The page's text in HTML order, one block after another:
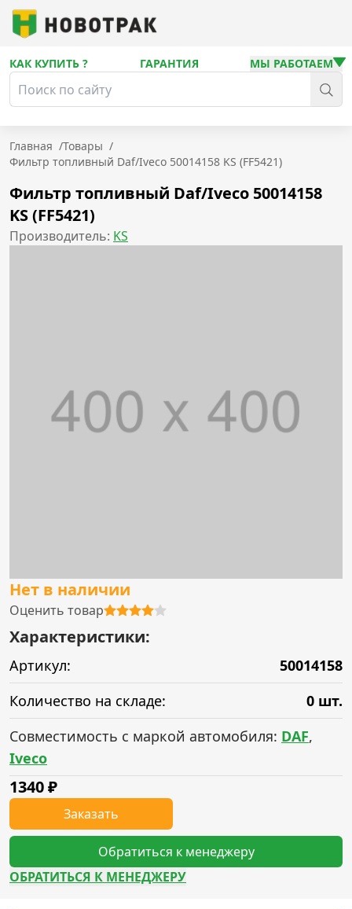
КАК КУПИТЬ ? ГАРАНТИЯ МЫ РАБОТАЕМ
Главная /Товары /
Фильтр топливный Daf/Iveco 50014158 KS (FF5421)
Фильтр топливный Daf/Iveco 50014158
KS (FF5421)
Производитель: KS
Нет в наличии
Оценить товар
Характеристики:
Артикул:
50014158
Количество на складе:
0 шт.
Совместимость с маркой автомобиля: DAF,
Iveco
1340₽
Заказать
Обратиться к менеджеру
ОБРАТИТЬСЯ К МЕНЕДЖЕРУ